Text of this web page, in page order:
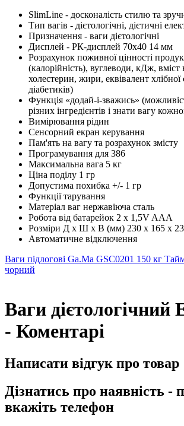
SlimLine - досконалість стилю та
Тип вагів - дієтологічні, дієтичні
Призначення - ваги дієтологічні
Дисплей - РК-дисплей 70x40 14 мм
Розрахунок поживної цінності
(калорійність), вуглеводи, кДж, вміст
холестерин, жири, еквівалент
діабетиків)
Функція «додай-і-зважись»
різних інгредієнтів і знати вагу
Вимірювання рідин
Сенсорний екран керування
Пам'ять на вагу та розрахунок змісту
Програмування для 386
Максимальна вага 5 кг
Ціна поділу 1 гр
Допустима похибка +/- 1 гр
Функції тарування
Матеріал ваг нержавіюча сталь
Робота від батарейок 2 x 1,5V AAA
Розміри Д х Ш х В (мм) 230 x 165 x 23
Автоматичне відключення
Ваги підлогові Ga.Ma GSC0201 150 кг
чорний
Ваги дієтологічний
- Коментарі
Написати відгук про товар
Дізнатись про наявність -
вкажіть телефон